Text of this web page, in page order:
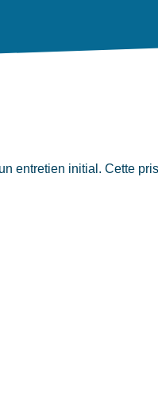
entretien initial. Cette